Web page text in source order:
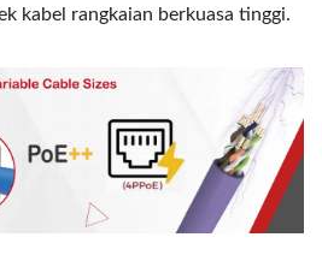
kabel rangkaian berkuasa tinggi.